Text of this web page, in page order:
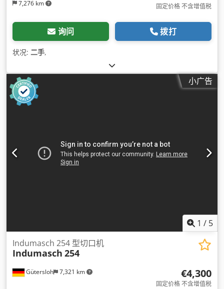
7,276 km
固定价格 不含增值税
询问 拨打
状况: 二手,
小广告
1 / 5
Gütersloh 7,321 km
Indumasch 254 型切口机
Indumasch 254
€4,300
固定价格 不含增值税